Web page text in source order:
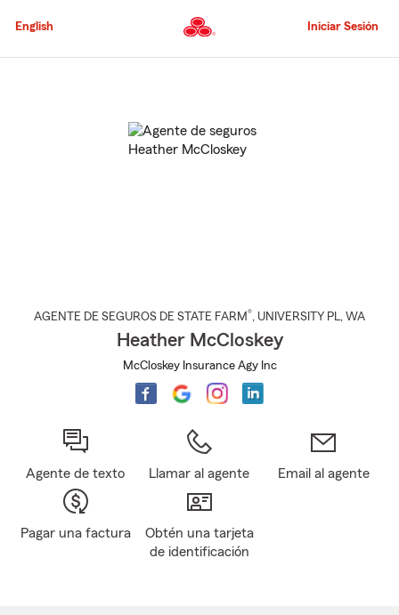
al
principal
English Iniciar Sesión
AGENTE DE SEGUROS DE STATE FARM®, UNIVERSITY PL, WA
Heather McCloskey
McCloskey Insurance Agy Inc
Agente de texto Llamar al agente Email al agente
Pagar una factura
Obtén una tarjeta
de identificación